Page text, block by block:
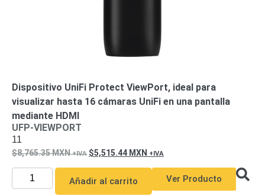
Dispositivo UniFi Protect ViewPort, ideal para
visualizar hasta 16 cámaras UniFi en una pantalla
mediante HDMI
UFP-VIEWPORT
11
8,765.35MXN 5,515.44 MXN
Añadir al carrito Ver Producto